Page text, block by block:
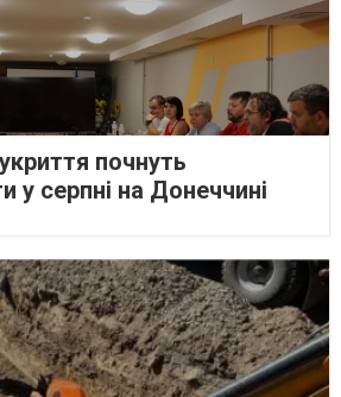
почнуть
у серпні на Донеччині